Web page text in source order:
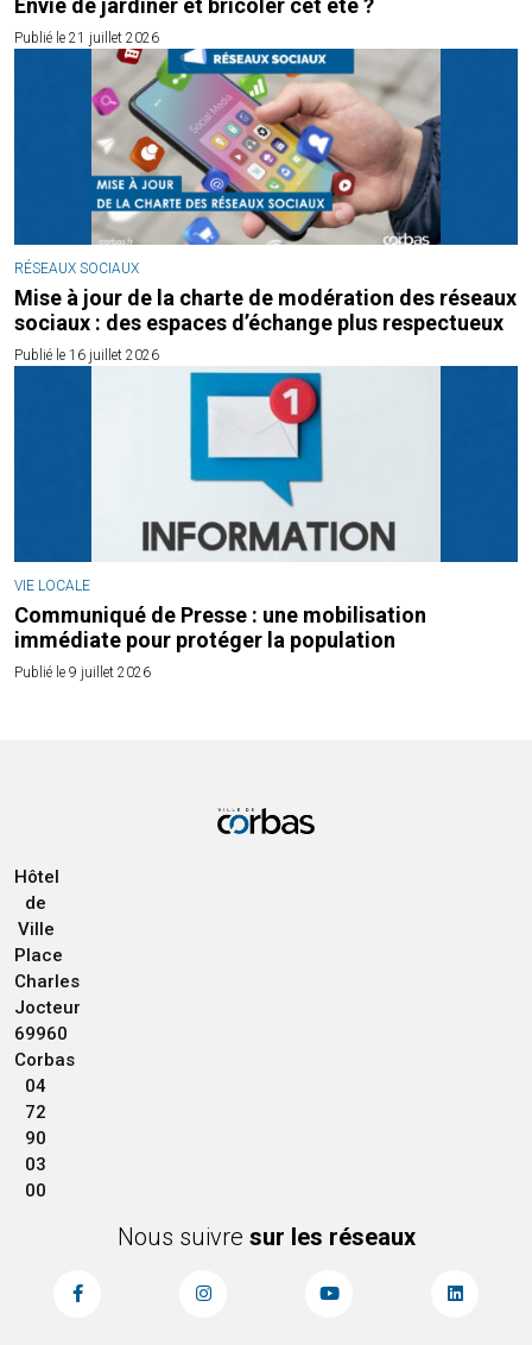
Envie de jardiner et bricoler cet été ?
Publié le 21 juillet 2026
RÉSEAUX SOCIAUX
Mise à jour de la charte de modération des réseaux
sociaux : des espaces d’échange plus respectueux
Publié le 16 juillet 2026
VIE LOCALE
Communiqué de Presse : une mobilisation
immédiate pour protéger la population
Publié le 9 juillet 2026
Hôtel
de
Ville
Place
Charles
Jocteur
69960
Corbas
04
72
90
03
00
Nous suivre sur les réseaux